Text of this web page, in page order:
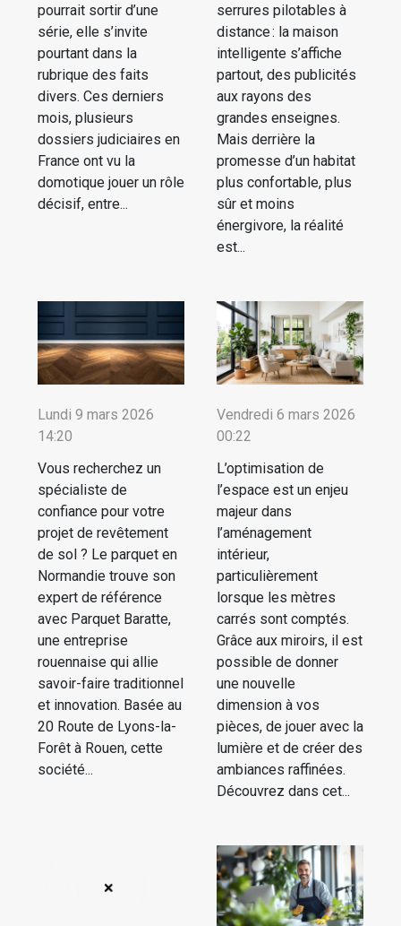
pourrait sortir d’une
série, elle s’invite
pourtant dans la
rubrique des faits
divers. Ces derniers
mois, plusieurs
dossiers judiciaires en
France ont vu la
domotique jouer un rôle
décisif, entre...
serrures pilotables à
distance : la maison
intelligente s’affiche
partout, des publicités
aux rayons des
grandes enseignes.
Mais derrière la
promesse d’un habitat
plus confortable, plus
sûr et moins
énergivore, la réalité
est...
Lundi 9 mars 2026
14:20
Vous recherchez un
spécialiste de
confiance pour votre
projet de revêtement
de sol ? Le parquet en
Normandie trouve son
expert de référence
avec Parquet Baratte,
une entreprise
rouennaise qui allie
savoir-faire traditionnel
et innovation. Basée au
20 Route de Lyons-la-
Forêt à Rouen, cette
société...
Vendredi 6 mars 2026
00:22
L’optimisation de
l’espace est un enjeu
majeur dans
l’aménagement
intérieur,
particulièrement
lorsque les mètres
carrés sont comptés.
Grâce aux miroirs, il est
possible de donner
une nouvelle
dimension à vos
pièces, de jouer avec la
lumière et de créer des
ambiances raffinées.
Découvrez dans cet...